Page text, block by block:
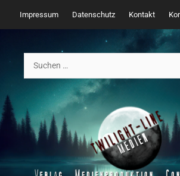
Inhalt
springen
Impressum Datenschutz Kontakt
nach: